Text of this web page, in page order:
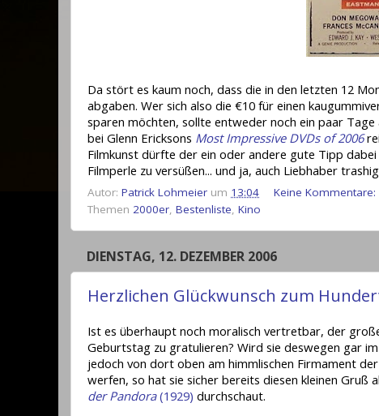
Da stört es kaum noch, dass die in den letzten 12
abgaben. Wer sich also die €10 für einen
sparen möchten, sollte entweder noch ein paar Tage
bei Glenn Ericksons Most Impressive DVDs of 2006
Filmkunst dürfte der ein oder andere gute Tipp
Filmperle zu versüßen... und ja, auch Liebhaber
Autor: Patrick Lohmeier um 13:04
Keine Kommentare:
Themen 2000er, Bestenliste, Kino
DIENSTAG, 12. DEZEMBER 2006
Herzlichen Glückwunsch zum
Ist es überhaupt noch moralisch vertretbar, der
Geburtstag zu gratulieren? Wird sie deswegen gar
jedoch von dort oben am himmlischen Firmament
werfen, so hat sie sicher bereits diesen kleinen Gruß
der Pandora(1929) durchschaut.